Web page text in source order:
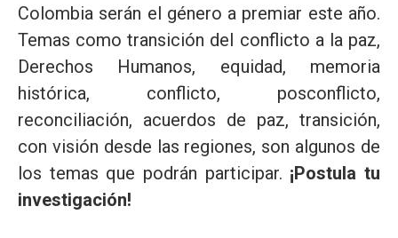
Colombia serán el género a premiar este año.
Temas como transición del conflicto a la paz,
Derechos Humanos, equidad, memoria
histórica, conflicto, posconflicto,
reconciliación, acuerdos de paz, transición,
con visión desde las regiones, son algunos de
los temas que podrán participar. ¡Postula tu
investigación!